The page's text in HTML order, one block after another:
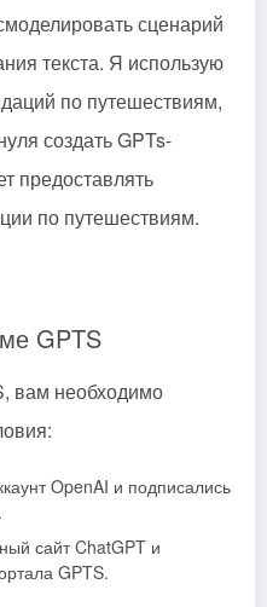
сценарий
текста. Я использую
по путешествиям,
создать GPTs-
предоставлять
по путешествиям.
GPTS
вам необходимо
OpenAI и подписались
сайт ChatGPT и
GPTS.